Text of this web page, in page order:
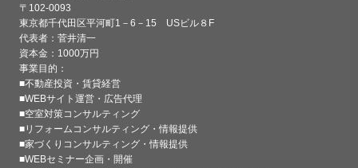
〒102-0093
東京都千代田区平河町1－6－15 USビル８F
代表者：菅井清一
資本金：1000万円
事業目的：
■不動産投資・賃貸経営
■WEBサイト運営・広告代理
■空室対策コンサルティング
■リフォームコンサルティング・情報提供
■家づくりコンサルティング・情報提供
■WEBセミナー企画・開催